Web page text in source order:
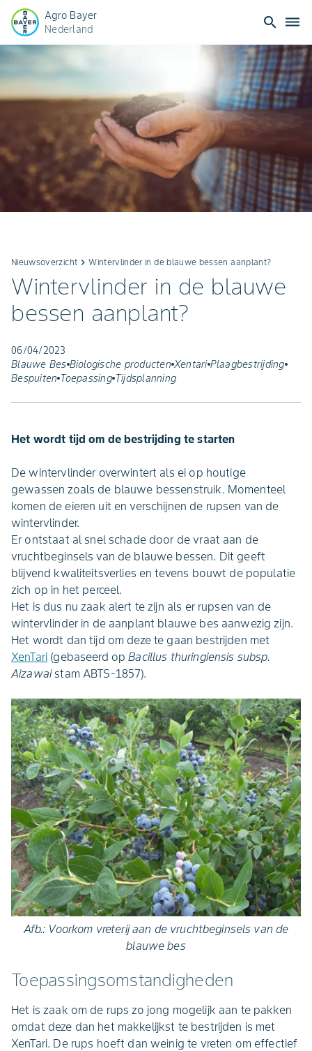
Agro Bayer
Nederland
search dehaze
Nieuwsoverzicht keyboard_arrow_rightWintervlinder in de blauwe bessen aanplant?
Wintervlinder in de blauwe
bessen aanplant?
06/04/2023
Blauwe Bes Biologische producten Xentari Plaagbestrijding
Bespuiten Toepassing Tijdsplanning
Het wordt tijd om de bestrijding te starten
De wintervlinder overwintert als ei op houtige
gewassen zoals de blauwe bessenstruik. Momenteel
komen de eieren uit en verschijnen de rupsen van de
wintervlinder.
Er ontstaat al snel schade door de vraat aan de
vruchtbeginsels van de blauwe bessen. Dit geeft
blijvend kwaliteitsverlies en tevens bouwt de populatie
zich op in het perceel.
Het is dus nu zaak alert te zijn als er rupsen van de
wintervlinder in de aanplant blauwe bes aanwezig zijn.
Het wordt dan tijd om deze te gaan bestrijden met
XenTari (gebaseerd opBacillus thuringiensis subsp.
Aizawaistam ABTS-1857).
Afb.: Voorkom vreterij aan de vruchtbeginsels van de
blauwe bes
Toepassingsomstandigheden
Het is zaak om de rups zo jong mogelijk aan te pakken
omdat deze dan het makkelijkst te bestrijden is met
XenTari. De rups hoeft dan weinig te vreten om effectief